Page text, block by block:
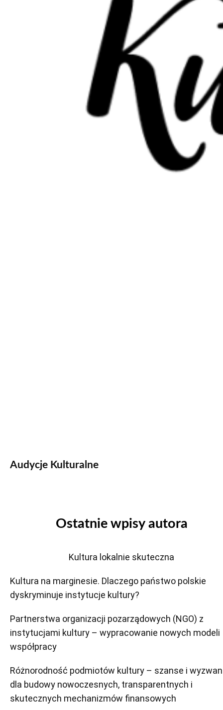
Audycje Kulturalne
Ostatnie wpisy autora
Kultura lokalnie skuteczna
Kultura na marginesie. Dlaczego państwo polskie
dyskryminuje instytucje kultury?
Partnerstwa organizacji pozarządowych (NGO) z
instytucjami kultury – wypracowanie nowych modeli
współpracy
Różnorodność podmiotów kultury – szanse i
dla budowy nowoczesnych, transparentnych i
skutecznych mechanizmów finansowych